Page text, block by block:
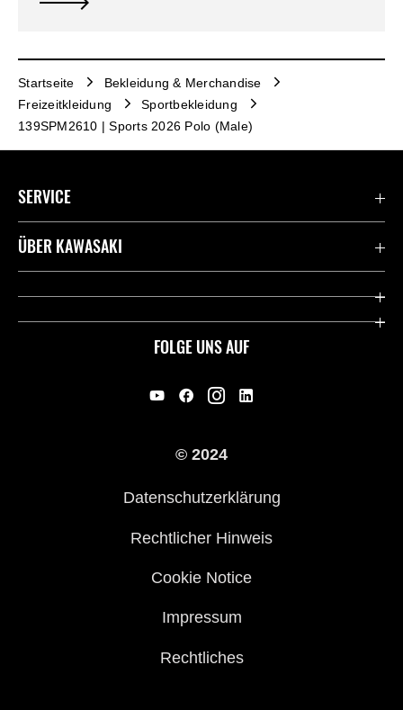
Startseite
Bekleidung & Merchandise
Freizeitkleidung
Sportbekleidung
139SPM2610 | Sports 2026 Polo (Male)
FOLGE UNS AUF
SERVICE
Kontaktiere uns
ÜBER KAWASAKI
Kawasaki Deutschland
© 2024
Datenschutzerklärung
Rechtlicher Hinweis
Cookie Notice
Impressum
Rechtliches